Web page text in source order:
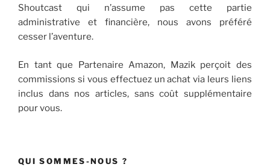
Shoutcast qui n’assume pas cette partie
administrative et financière, nous avons préféré
cesser l’aventure.
En tant que Partenaire Amazon, Mazik perçoit des
commissions si vous effectuez un achat via leurs liens
inclus dans nos articles, sans coût supplémentaire
pour vous.
QUI SOMMES-NOUS ?